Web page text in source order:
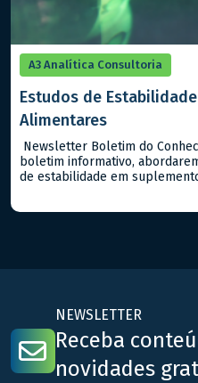
A3 Analítica Consultoria
Estudos de
Alimentares
Newsletter Boletim do
boletim informativo,
de estabilidade em
NEWSLETTER
Receba
novidades